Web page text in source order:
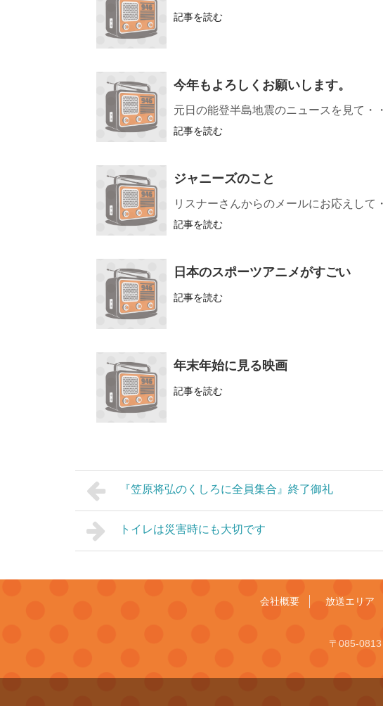
記事を読む
今年もよろしくお願いします。
元日の能登半島地震のニュースを見て・
記事を読む
ジャニーズのこと
リスナーさんからのメールにお応えして
記事を読む
日本のスポーツアニメがすごい
記事を読む
年末年始に見る映画
記事を読む
『笠原将弘のくしろに全員集合』終了御礼
トイレは災害時にも大切です
会社概要 放送エリア
〒085-